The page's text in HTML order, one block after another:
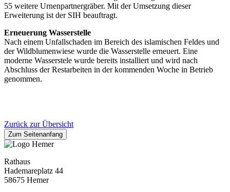
55 weitere Urnenpartnergräber. Mit der Umsetzung dieser
Erweiterung ist der SIH beauftragt.
Erneuerung Wasserstelle
Nach einem Unfallschaden im Bereich des islamischen Feldes und
der Wildblumenwiese wurde die Wasserstelle erneuert. Eine
moderne Wasserstele wurde bereits installiert und wird nach
Abschluss der Restarbeiten in der kommenden Woche in Betrieb
genommen.
Zurück zur Übersicht
Zum Seitenanfang
Rathaus
Hademareplatz 44
58675 Hemer